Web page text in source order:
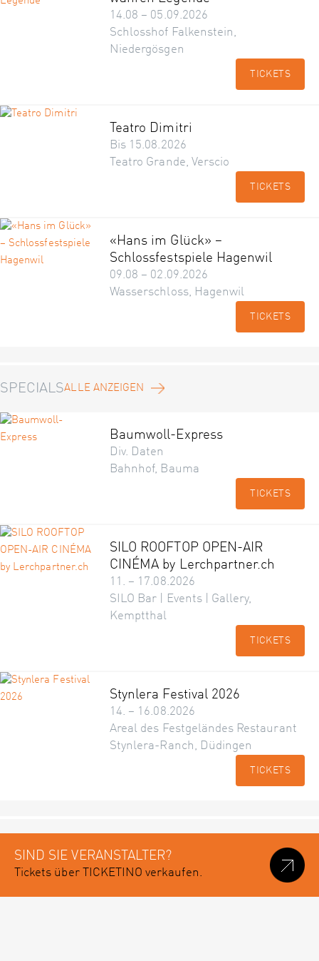
14.08 – 05.09.2026
Schlosshof Falkenstein,
Niedergösgen
TICKETS
Teatro Dimitri
Bis 15.08.2026
Teatro Grande, Verscio
TICKETS
«Hans im Glück» –
Schlossfestspiele Hagenwil
09.08 – 02.09.2026
Wasserschloss, Hagenwil
TICKETS
SPECIALSALLE ANZEIGEN
Baumwoll-Express
Div. Daten
Bahnhof, Bauma
TICKETS
SILO ROOFTOP OPEN-AIR
CINÉMA by Lerchpartner.ch
11. – 17.08.2026
SILO Bar | Events | Gallery,
Kemptthal
TICKETS
Stynlera Festival 2026
14. – 16.08.2026
Areal des Festgeländes Restaurant
Stynlera-Ranch, Düdingen
TICKETS
SIND SIE VERANSTALTER?
Tickets über TICKETINO verkaufen.